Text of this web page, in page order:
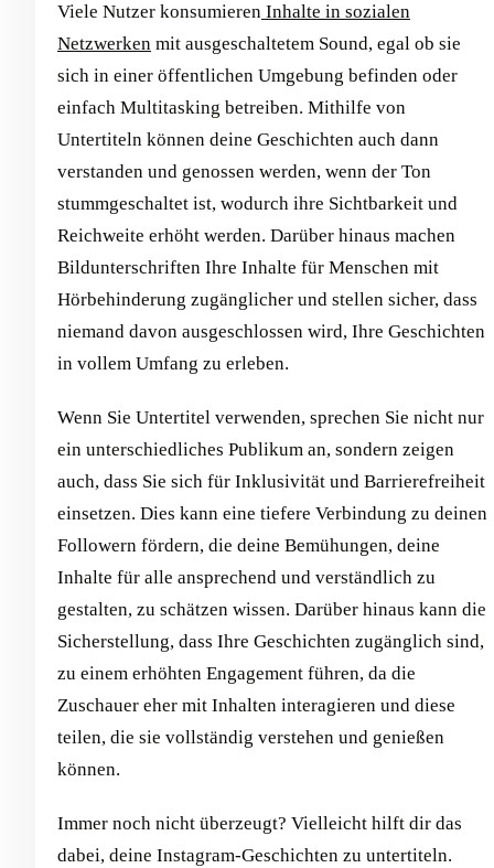
Viele Nutzer konsumieren Inhalte in sozialen
Netzwerken mit ausgeschaltetem Sound, egal ob sie
sich in einer öffentlichen Umgebung befinden oder
einfach Multitasking betreiben. Mithilfe von
Untertiteln können deine Geschichten auch dann
verstanden und genossen werden, wenn der Ton
stummgeschaltet ist, wodurch ihre Sichtbarkeit und
Reichweite erhöht werden. Darüber hinaus machen
Bildunterschriften Ihre Inhalte für Menschen mit
Hörbehinderung zugänglicher und stellen sicher, dass
niemand davon ausgeschlossen wird, Ihre Geschichten
in vollem Umfang zu erleben.
Wenn Sie Untertitel verwenden, sprechen Sie nicht nur
ein unterschiedliches Publikum an, sondern zeigen
auch, dass Sie sich für Inklusivität und Barrierefreiheit
einsetzen. Dies kann eine tiefere Verbindung zu deinen
Followern fördern, die deine Bemühungen, deine
Inhalte für alle ansprechend und verständlich zu
gestalten, zu schätzen wissen. Darüber hinaus kann die
Sicherstellung, dass Ihre Geschichten zugänglich sind,
zu einem erhöhten Engagement führen, da die
Zuschauer eher mit Inhalten interagieren und diese
teilen, die sie vollständig verstehen und genießen
können.
Immer noch nicht überzeugt? Vielleicht hilft dir das
dabei, deine Instagram-Geschichten zu untertiteln.